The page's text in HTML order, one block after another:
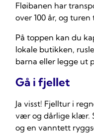
Fløibanen har
over 100 år, og
På toppen kan du
lokale butikken,
barna eller legge ut
Gå i fjellet
Ja visst! Fjelltur i
vær og dårlige klær.
og en vanntett